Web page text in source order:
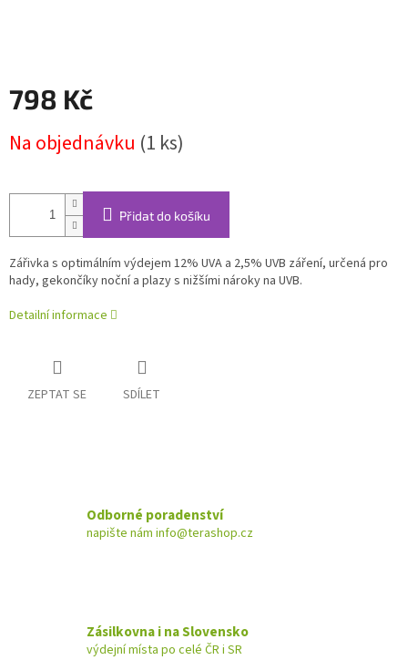
798 Kč
cena:
Na objednávku (1 ks)
Přidat do košíku
Zářivka s optimálním výdejem 12% UVA a 2,5% UVB záření, určená pro
hady, gekončíky noční a plazy s nižšími nároky na UVB.
Detailní informace
ZEPTAT SE SDÍLET
Odborné poradenství
napište nám info@terashop.cz
Zásilkovna i na Slovensko
výdejní místa po celé ČR i SR